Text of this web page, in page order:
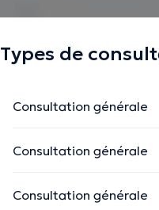
Types de
Consultation générale
Consultation générale
Consultation générale